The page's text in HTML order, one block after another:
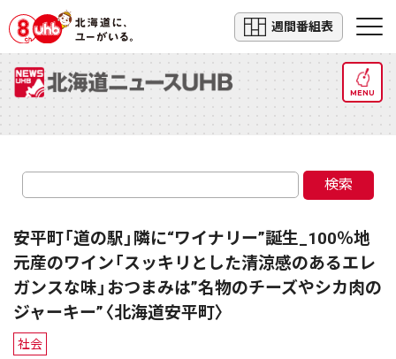
週間番組表
MENU
検索
安平町「道の駅」隣に“ワイナリー”誕生_100％地
元産のワイン「スッキリとした清涼感のあるエレ
ガンスな味」おつまみは”名物のチーズやシカ肉の
ジャーキー”〈北海道安平町〉
社会